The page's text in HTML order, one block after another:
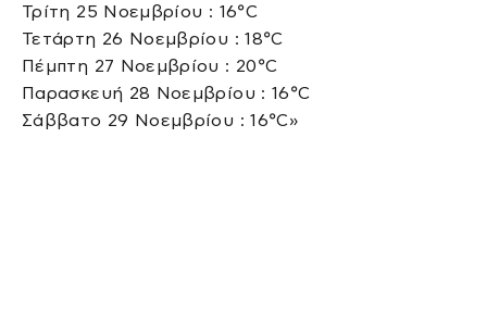
Τρίτη 25 Νοεμβρίου : 16°C
Τετάρτη 26 Νοεμβρίου : 18°C
Πέμπτη 27 Νοεμβρίου : 20°C
Παρασκευή 28 Νοεμβρίου : 16°C
Σάββατο 29 Νοεμβρίου : 16°C»